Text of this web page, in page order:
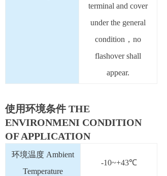
terminal and cover
under the general
condition，no
flashover shall
appear.
使用环境条件 THE
ENVIRONMENI CONDITION
OF APPLICATION
环境温度 Ambient
Temperature
-10~+43℃